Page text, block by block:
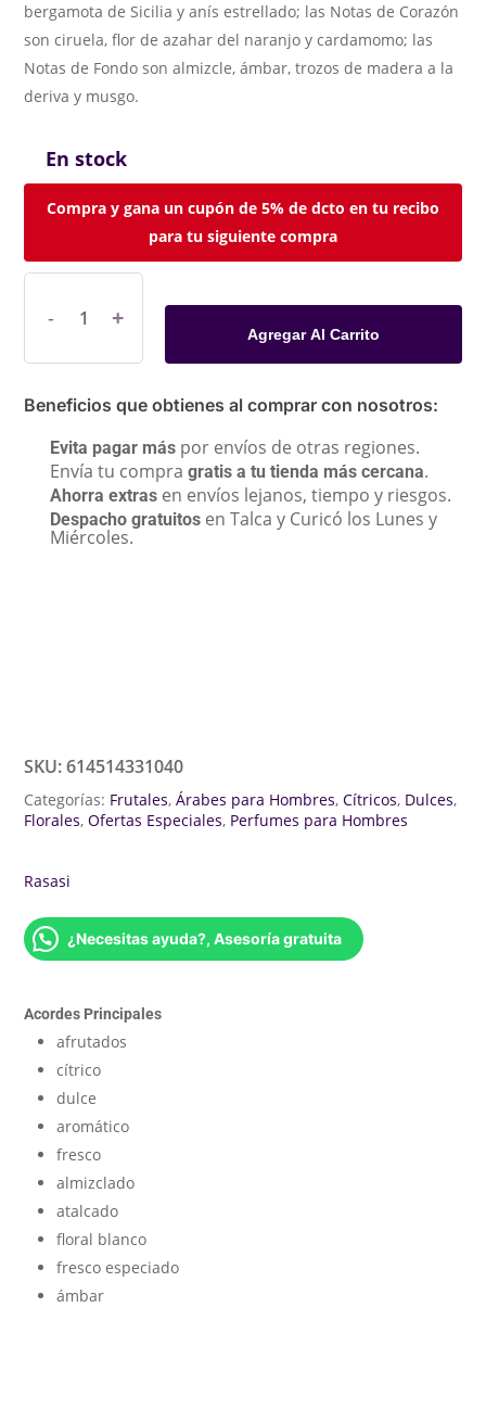
bergamota de Sicilia y anís estrellado; las Notas de Corazón
son ciruela, flor de azahar del naranjo y cardamomo; las
Notas de Fondo son almizcle, ámbar, trozos de madera a la
deriva y musgo.
En stock
Compra y gana un cupón de 5% de dcto en tu recibo
para tu siguiente compra
Agregar Al Carrito
Beneficios que obtienes al comprar con nosotros:
Evita pagar más por envíos de otras regiones.
Envía tu compragratis a tu tienda más cercana.
Ahorra extras en envíos lejanos, tiempo y riesgos.
Despacho gratuitos en Talca y Curicó los Lunes y
Miércoles.
SKU:614514331040
Categorías: Frutales,Árabes para Hombres,Cítricos, Dulces,
Florales,Ofertas Especiales, Perfumes para Hombres
Rasasi
¿Necesitas ayuda?, Asesoría gratuita
Acordes Principales
afrutados
cítrico
dulce
aromático
fresco
almizclado
atalcado
floral blanco
fresco especiado
ámbar